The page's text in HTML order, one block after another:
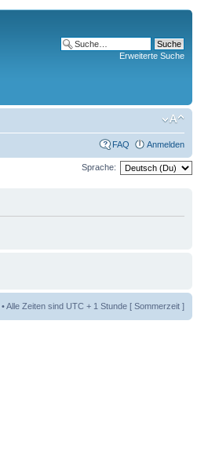
Erweiterte Suche
FAQ Anmelden
Sprache:
• Alle Zeiten sind UTC + 1 Stunde [ Sommerzeit ]